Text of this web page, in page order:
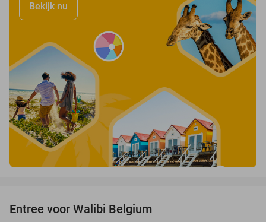
Bekijk nu
Entree voor Walibi Belgium